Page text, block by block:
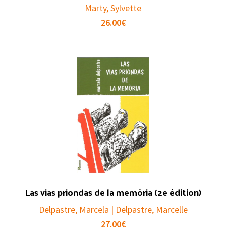
Marty, Sylvette
26.00€
Las vias priondas de la memòria (2e édition)
Delpastre, Marcela | Delpastre, Marcelle
27.00€